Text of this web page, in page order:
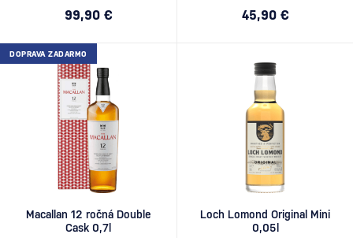
99,90 € 45,90 €
DOPRAVA ZADARMO
Macallan 12 ročná Double
Cask 0,7l
Loch Lomond Original Mini
0,05l